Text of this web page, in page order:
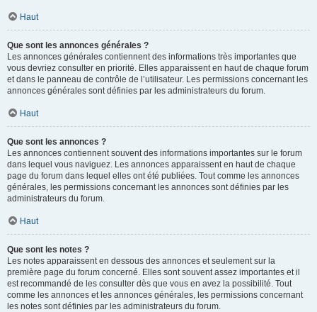
Haut
Que sont les annonces générales ?
Les annonces générales contiennent des informations très importantes que
vous devriez consulter en priorité. Elles apparaissent en haut de chaque forum
et dans le panneau de contrôle de l’utilisateur. Les permissions concernant les
annonces générales sont définies par les administrateurs du forum.
Haut
Que sont les annonces ?
Les annonces contiennent souvent des informations importantes sur le forum
dans lequel vous naviguez. Les annonces apparaissent en haut de chaque
page du forum dans lequel elles ont été publiées. Tout comme les annonces
générales, les permissions concernant les annonces sont définies par les
administrateurs du forum.
Haut
Que sont les notes ?
Les notes apparaissent en dessous des annonces et seulement sur la
première page du forum concerné. Elles sont souvent assez importantes et il
est recommandé de les consulter dès que vous en avez la possibilité. Tout
comme les annonces et les annonces générales, les permissions concernant
les notes sont définies par les administrateurs du forum.